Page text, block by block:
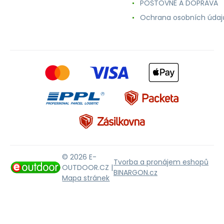
POŠTOVNÉ A DOPRAVA
Ochrana osobních
© 2026 E-
OUTDOOR.CZ |
Mapa stránek
Tvorba a pronájem eshopů
BINARGON.cz